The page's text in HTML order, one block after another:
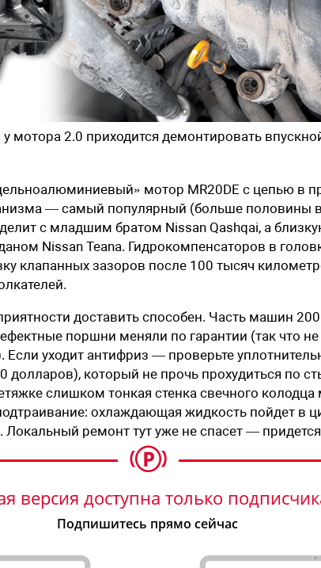
мотора 2.0 приходится демонтировать
мотор MR20DE с цепью в
— самый популярный (больше половины
с младшим братом Nissan Qashqai, а
Nissan Teana. Гидрокомпенсаторов в
клапанных зазоров после 100 тысяч
доставить способен. Часть машин
поршни меняли по гарантии (так что не
уходит антифриз — проверьте
долларов), который не прочь прохудиться по
слишком тонкая стенка свечного колодца
охлаждающая жидкость пойдет в
ремонт тут уже не спасет —
версия доступна только
Подпишитесь прямо сейчас